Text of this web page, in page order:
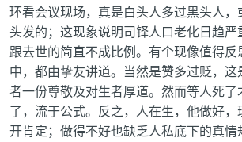
环看会议现场，真是白头人多过黑头人，
头发的；这现象说明司铎人口老化日趋
跟去世的简直不成比例。有个现像值得
中，都由挚友讲道。当然是赞多过贬，
者一份尊敬及对生者厚道。然而等人死了
了，流于公式。反之，人在生，他做好，
开肯定；做得不好也缺乏人私底下的真情